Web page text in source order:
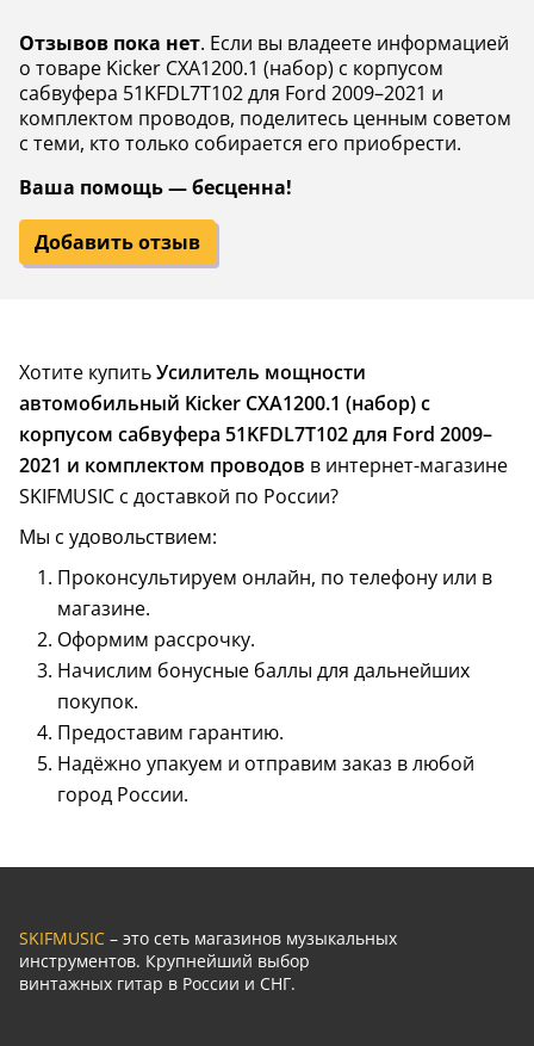
Отзывов пока нет. Если вы владеете информацией
о товаре Kicker CXA1200.1 (набор) с корпусом
сабвуфера 51KFDL7T102 для Ford 2009–2021 и
комплектом проводов, поделитесь ценным советом
с теми, кто только собирается его приобрести.
Ваша помощь — бесценна!
Добавить отзыв
Хотите купитьУсилитель мощности
автомобильный Kicker CXA1200.1 (набор) с
корпусом сабвуфера 51KFDL7T102 для Ford 2009–
2021 и комплектом проводов в интернет-магазине
SKIFMUSIC с доставкой по России?
Мы с удовольствием:
Проконсультируем онлайн, по телефону или в
магазине.
Оформим рассрочку.
Начислим бонусные баллы для дальнейших
покупок.
Предоставим гарантию.
Надёжно упакуем и отправим заказ в любой
город России.
SKIFMUSIC – это сеть магазинов музыкальных
инструментов. Крупнейший выбор
винтажных гитар в России и СНГ.